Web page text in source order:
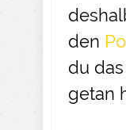
den
du
getan